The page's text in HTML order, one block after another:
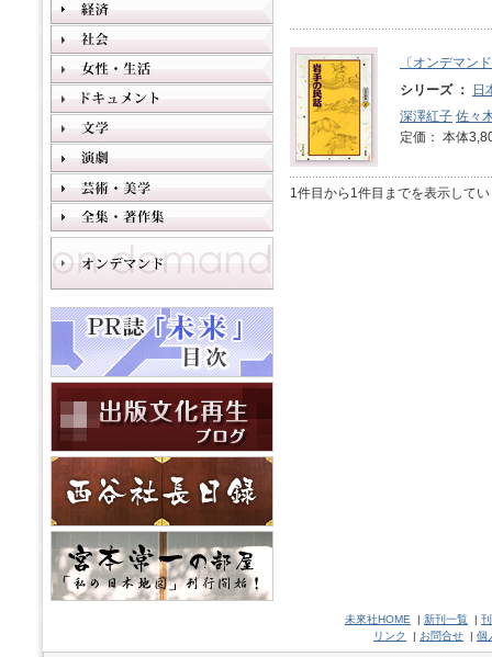
〔オンデマン
シリーズ ：
日
深澤紅子 佐々
定価： 本体
1件目から1件目までを表示して
未來社HOME | 新刊一覧 |
リンク
| お問合せ | 個